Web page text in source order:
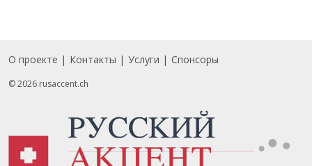
Footer
О проекте Контакты Услуги Спонсоры
© 2026 rusaccent.ch